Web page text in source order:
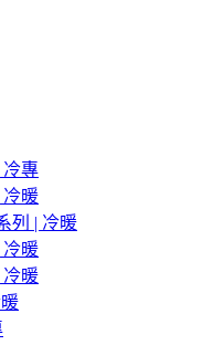
冷專
冷暖
列 | 冷暖
冷暖
冷暖